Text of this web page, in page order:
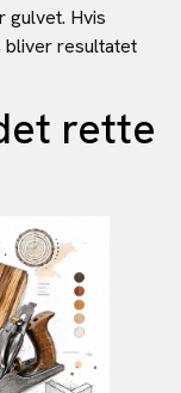
gulvet. Hvis
bliver resultatet
rette